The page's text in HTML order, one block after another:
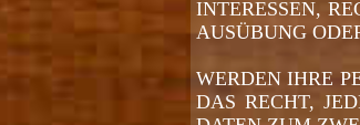
INTERESSEN,
AUSÜBUNG
WERDEN IHRE
DAS RECHT,